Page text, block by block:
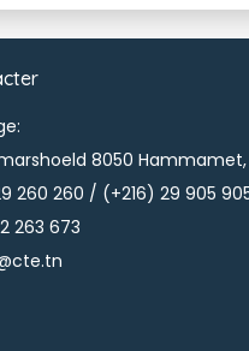
8050 Hammamet,
260 260 / (+216) 29 905
263 673